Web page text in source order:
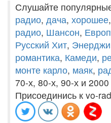
Слушайте
радио, дача, хорошее,
радио, Шансон,
Русский Хит, Энерджи
романтика, Камеди,
монте карло, маяк,
70-х, 80-х, 90-х и 2000
Присоединись к vo-